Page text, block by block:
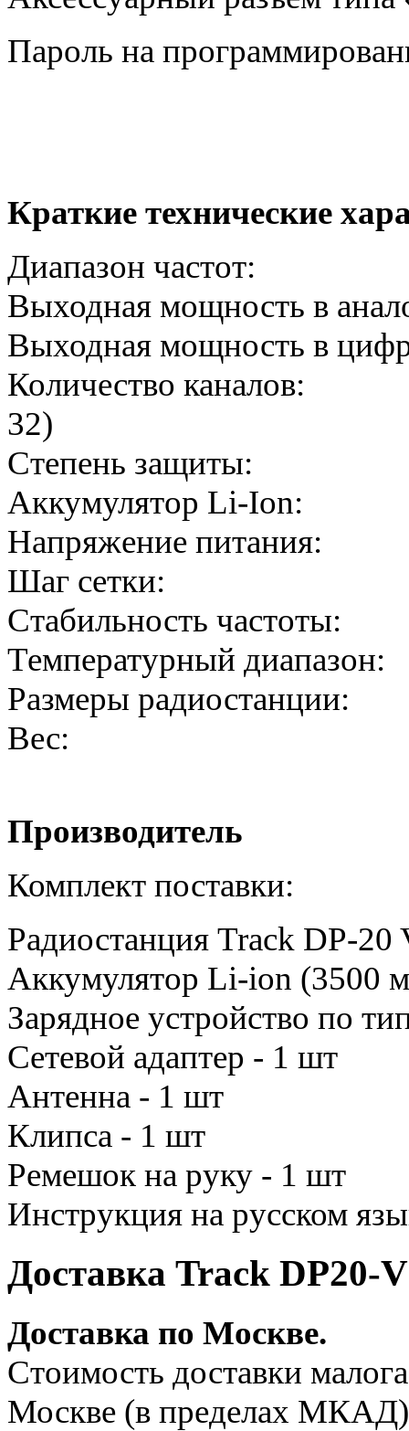
Пароль на
Краткие технические
Диапазон
Выходная мощность в
Выходная мощность в
Количество
32)
Степень
Аккумулятор
Напряжение
Шаг сетки:
Стабильность
Температурный
Размеры
Вес:
Производитель
Комплект поставки:
Радиостанция Track DP-
Аккумулятор Li-ion (3500
Зарядное устройство по
Сетевой адаптер - 1 шт
Антенна - 1 шт
Клипса - 1 шт
Ремешок на руку - 1 шт
Инструкция на русском
Доставка Track DP20-
Доставка по Москве.
Стоимость доставки
Москве (в пределах МКАД)